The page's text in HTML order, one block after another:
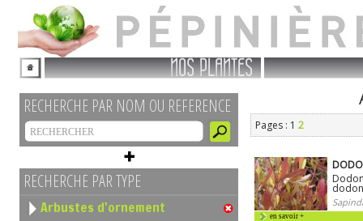
NOS PLANTES
RECHERCHE PAR NOM OU REFERENCE
RECHERCHE PAR TYPE
Arbustes d'ornement
Pages : 1 2
en savoir +